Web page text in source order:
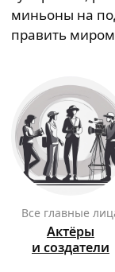
миньоны на
править
Все главные
Актёры
и создатели